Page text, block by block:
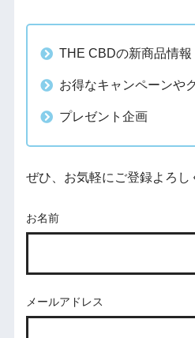
THE CBDの新商品情報
お得なキャンペーンや
プレゼント企画
ぜひ、お気軽にご登録よろし
お名前
メールアドレス